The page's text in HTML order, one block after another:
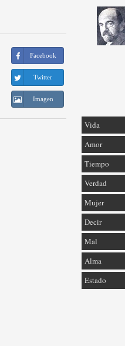
Facebook
Twitter
Imagen
Vida
Amor
Tiempo
Verdad
Mujer
Decir
Mal
Alma
Estado